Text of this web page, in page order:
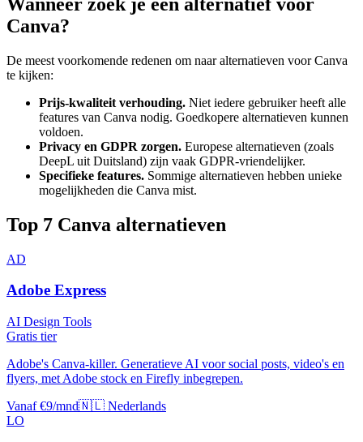
Canva?
De meest voorkomende redenen om naar alternatieven voorCanva
te kijken:
Prijs-kwaliteit verhouding. Niet iedere gebruiker heeft alle
features van Canva nodig. Goedkopere alternatieven kunnen
voldoen.
Privacy en GDPR zorgen. Europese alternatieven (zoals
DeepL uit Duitsland) zijn vaak GDPR-vriendelijker.
Specifieke features. Sommige alternatieven hebben unieke
mogelijkheden die Canva mist.
Top 7 Canva alternatieven
AD
Adobe Express
AI Design Tools
Gratis tier
Adobe's Canva-killer. Generatieve AI voor social posts, video's en
flyers, met Adobe stock en Firefly inbegrepen.
Vanaf €9/mnd🇳🇱 Nederlands
LO